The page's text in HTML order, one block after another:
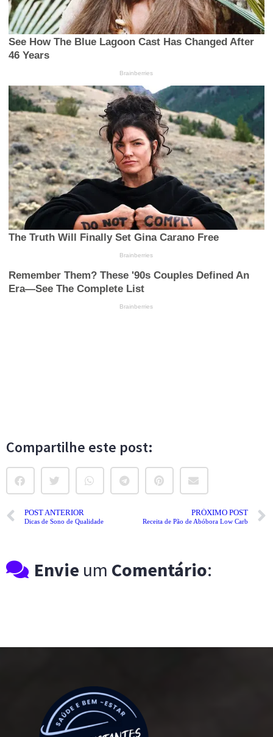
Compartilhe este post:
POST ANTERIOR
Dicas de Sono de Qualidade
PRÓXIMO POST
Receita de Pão de Abóbora Low Carb
Envie um Comentário: